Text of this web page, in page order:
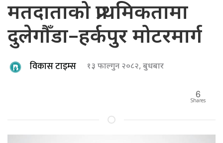
मतदाताको प्राथमिकतामा
दुलेगौँडा–हर्कपुर मोटरमार्ग
विकास टाइम्स १३ फाल्गुन २०८२, बुधबार
6
Shares